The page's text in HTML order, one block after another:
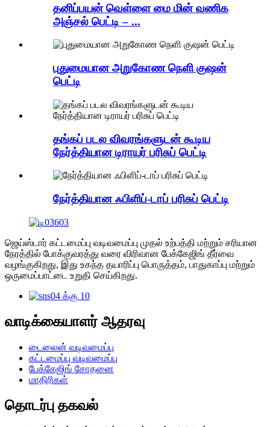
தனிப்பயன் வெள்ளை மை மின் வணிக
அஞ்சல் பெட்டி – ...
புதுமையான அறுகோண நெளி குஷன்
பெட்டி
தங்கப் படல விவரங்களுடன் கூடிய
நேர்த்தியான டிராயர் பரிசுப் பெட்டி
நேர்த்தியான ஃபிளிப்-டாப் பரிசுப் பெட்டி
ஜெய்ஸ்டார் கட்டமைப்பு வடிவமைப்பு முதல் உற்பத்தி மற்றும் சரியான
நேரத்தில் போக்குவரத்து வரை விரிவான பேக்கேஜிங் தீர்வை
வழங்குகிறது, இது உகந்த தயாரிப்பு பொருத்தம், பாதுகாப்பு மற்றும்
ஒருமைப்பாட்டை உறுதி செய்கிறது.
வாடிக்கையாளர் ஆதரவு
டைலைன் வடிவமைப்பு
கட்டமைப்பு வடிவமைப்பு
பேக்கேஜிங் சோதனை
மாதிரிகள்
தொடர்பு தகவல்